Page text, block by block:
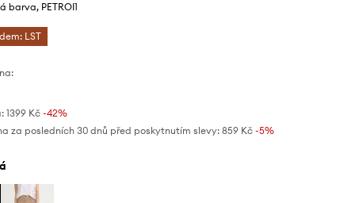
barva, PETROI1
LST
1399 Kč-42%
za posledních 30 dnů před poskytnutím slevy: 859 Kč -5%